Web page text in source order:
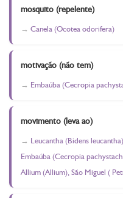
mosquito (repelente)
Canela (Ocotea odorifera)
motivação (não tem)
Embaúba (Cecropia
movimento (leva ao)
Leucantha (Bidens
Embaúba (Cecropia
Allium (Allium), São Miguel (